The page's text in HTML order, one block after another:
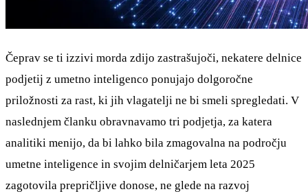
Čeprav se ti izzivi morda zdijo zastrašujoči, nekatere delnice
podjetij z umetno inteligenco ponujajo dolgoročne
priložnosti za rast, ki jih vlagatelji ne bi smeli spregledati. V
naslednjem članku obravnavamo tri podjetja, za katera
analitiki menijo, da bi lahko bila zmagovalna na področju
umetne inteligence in svojim delničarjem leta 2025
zagotovila prepričljive donose, ne glede na razvoj